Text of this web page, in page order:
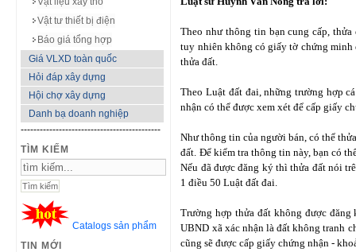
Vật tư thiết bị điện
Báo giá tổng hợp
Giá VLXD toàn quốc
Hỏi đáp xây dựng
Hội chợ xây dựng
Danh bạ doanh nghiệp
--------------------------------------------
TÌM KIẾM
Catalogs sản phẩm
TIN MỚI
Theo như thông tin bạn cung cấp,
tuy nhiên không có giấy tờ chứng
thửa đất.
Theo Luật đất đai, những trường hợp
nhận có thể được xem xét để cấp giấy
Như thông tin của người bán, có thể
đất. Để kiểm tra thông tin này, bạn có
Nếu đã được đăng ký thì thửa đất nói
1 điều 50 Luật đất đai.
Trường hợp thửa đất không được
UBND xã xác nhận là đất không tranh
cũng sẽ được cấp giấy chứng nhận -